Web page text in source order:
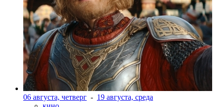
06 августа, четверг - 19 августа, среда